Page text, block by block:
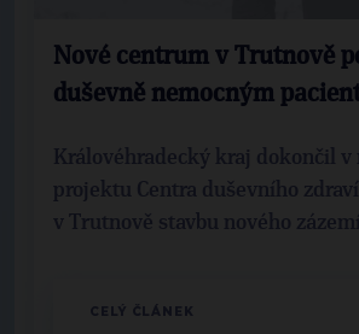
Nové centrum v Trutnově
duševně nemocným
Královéhradecký kraj dokončil v
projektu Centra duševního
v Trutnově stavbu nového
CELÝ ČLÁNEK